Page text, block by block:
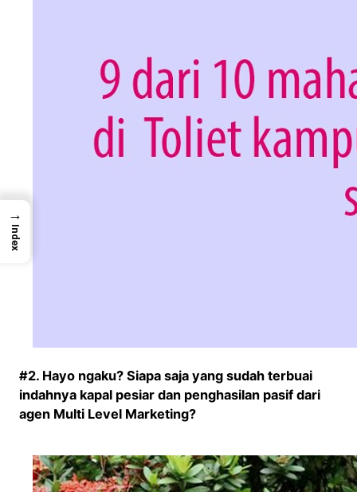
#2. Hayo ngaku? Siapa saja yang sudah terbuai
indahnya kapal pesiar dan penghasilan pasif dari
agen Multi Level Marketing?
→
Index